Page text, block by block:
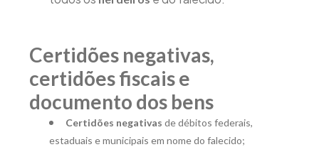
Certidões negativas,
certidões fiscais e
documento dos bens
Certidões negativas de débitos federais,
estaduais e municipais em nome do falecido;